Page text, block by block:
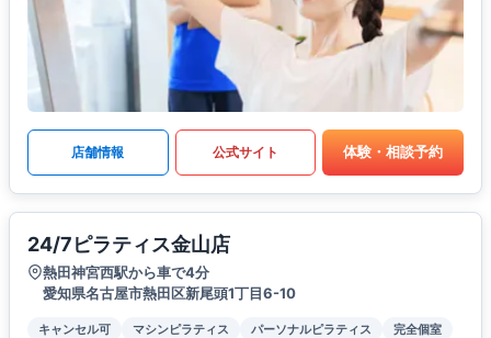
店舗情報 公式サイト 体験・相談予約
24/7ピラティス金山店
熱田神宮西駅から車で4分
愛知県名古屋市熱田区新尾頭1丁目6-10
キャンセル可 マシンピラティス パーソナルピラティス
完全個室